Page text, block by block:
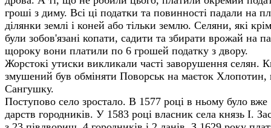
гроші з диму. Всі ці податки та повинності падали на
ділянки землі і коней або тільки землю. Селяни, які
були зобов'язані копати, садити та збирати врожай на
щороку вони платили по 6 грошей податку з двору.
Жорстокі утиски викликали часті заворушення селян.
змушений був обміняти Поворськ на маєток
Сангушку.
Поступово село зростало. В 1577 році в ньому було
дарств городників. У 1583 році власник села князь І.